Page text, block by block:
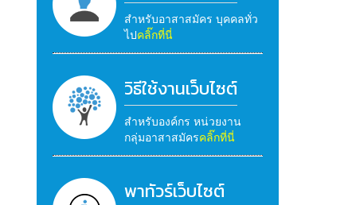
สำหรับอาสาสมัคร บุคคลทั่ว
ไปคลิ๊กที่นี่
วิธีใช้งานเว็บไซต์
สำหรับองค์กร หน่วยงาน
กลุ่มอาสาสมัครคลิ๊กที่นี่
พาทัวร์เว็บไซต์